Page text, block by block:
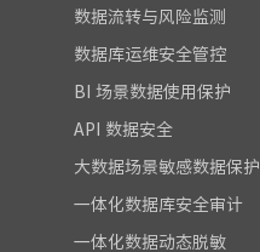
数据流转与风险监测
数据库运维安全管控
BI 场景数据使用保护
API 数据安全
大数据场景敏感数据保护
一体化数据库安全审计
一体化数据动态脱敏